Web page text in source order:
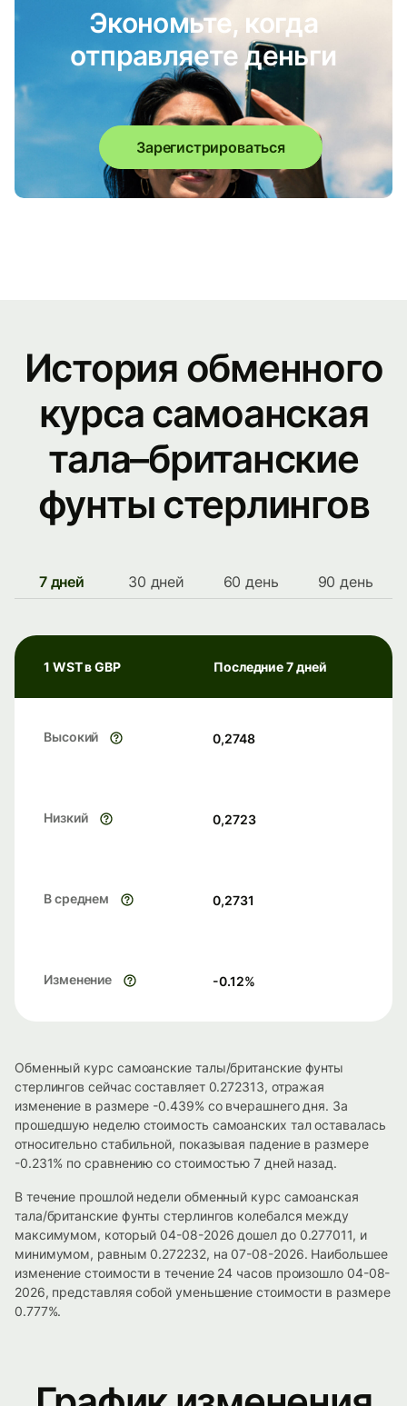
Экономьте, когда
отправляете деньги
Зарегистрироваться
История обменного
курса самоанская
тала–британские
фунты стерлингов
7 дней 30 дней 60 день 90 день
1 WST в GBP Последние 7 дней
Высокий 0,2748
Низкий 0,2723
В среднем 0,2731
Изменение -0.12%
Обменный курс самоанские талы/британские фунты
стерлингов сейчас составляет 0.272313, отражая
изменение в размере -0.439% со вчерашнего дня. За
прошедшую неделю стоимость самоанских тал оставалась
относительно стабильной, показывая падение в размере
-0.231% по сравнению со стоимостью 7 дней назад.
В течение прошлой недели обменный курс самоанская
тала/британские фунты стерлингов колебался между
максимумом, который 04-08-2026 дошел до 0.277011, и
минимумом, равным 0.272232, на 07-08-2026. Наибольшее
изменение стоимости в течение 24 часов произошло 04-08-
2026, представляя собой уменьшение стоимости в размере
0.777%.